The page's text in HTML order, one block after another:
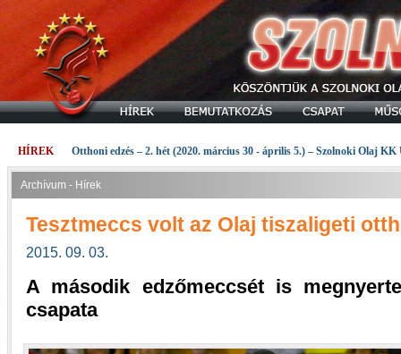
HÍREK Otthoni edzés – 2. hét (2020. március 30 - április 5.) – Szolnoki Olaj KK
Archívum - Hírek
Tesztmeccs volt az Olaj tiszaligeti
2015. 09. 03.
A második edzőmeccsét is
csapata